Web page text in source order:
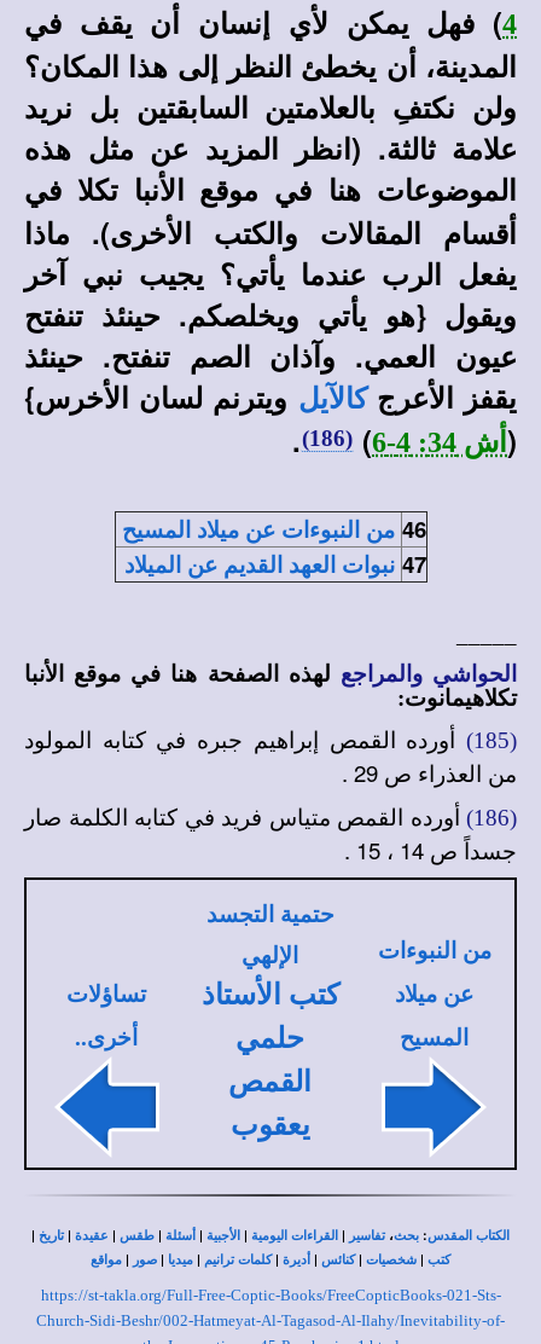
4) فهل يمكن لأي إنسان أن يقف في
المدينة، أن يخطئ النظر إلى هذا المكان؟
ولن نكتفِ بالعلامتين السابقتين بل نريد
علامة ثالثة. (انظر المزيد عن مثل هذه
الموضوعات هنا في موقع الأنبا تكلا في
أقسام المقالات والكتب الأخرى). ماذا
يفعل الرب عندما يأتي؟ يجيب نبي آخر
ويقول {هو يأتي ويخلصكم. حينئذ تنفتح
عيون العمي. وآذان الصم تنفتح. حينئذ
يقفز الأعرجكالآيل ويترنم لسان الأخرس}
( أش 34: 4-6 )
(186)
.
46 من النبوءات عن ميلاد المسيح
47 نبوات العهد القديم عن الميلاد
الحواشي والمراجع لهذه الصفحة هنا في موقع الأنبا
تكلاهيمانوت:
(185)
أورده القمص إبراهيم جبره في كتابه المولود
من العذراء ص 29 .
(186)
أورده القمص متياس فريد في كتابه الكلمة صار
جسداً ص 14 ، 15 .
من النبوءات
عن ميلاد
المسيح
حتمية التجسد
الإلهي
كتب الأستاذ
حلمي
القمص
يعقوب
تساؤلات
أخرى..
الكتاب المقدس: بحث،تفاسير | القراءات اليومية | الأجبية | أسئلة | طقس | عقيدة |تاريخ |
كتب | شخصيات |كنائس | أديرة |كلمات ترانيم | ميديا | صور | مواقع
https://st-takla.org/Full-Free-Coptic-Books/FreeCopticBooks-021-Sts-
Church-Sidi-Beshr/002-Hatmeyat-Al-Tagasod-Al-Ilahy/Inevitability-of-